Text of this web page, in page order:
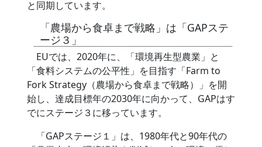
と同期しています。
「農場から食卓まで戦略」は「GAPステ
ージ３」
EUでは、2020年に、「環境再生型農業」と
「食料システムの公平性」を目指す「Farm to
Fork Strategy（農場から食卓まで戦略）」を開
始し、達成目標年の2030年に向かって、GAPはす
でにステージ３に移っています。
「GAPステージ１」は、1980年代と90年代の